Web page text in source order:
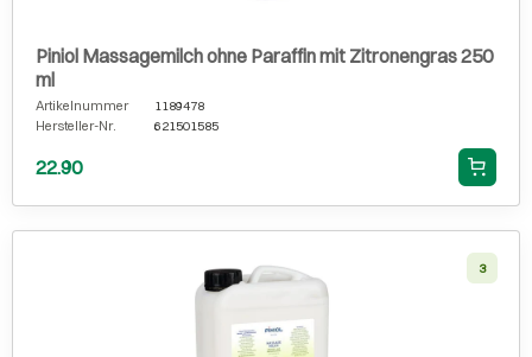
Piniol Massagemilch ohne Paraffin mit Zitronengras 250
ml
Artikelnummer
1189478
Hersteller-Nr.
621501585
22.90
3